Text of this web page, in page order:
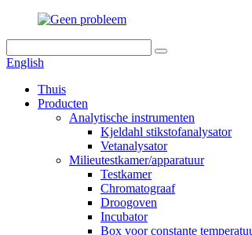
English
Thuis
Producten
Analytische instrumenten
Kjeldahl stikstofanalysator
Vetanalysator
Milieutestkamer/apparatuur
Testkamer
Chromatograaf
Droogoven
Incubator
Box voor constante